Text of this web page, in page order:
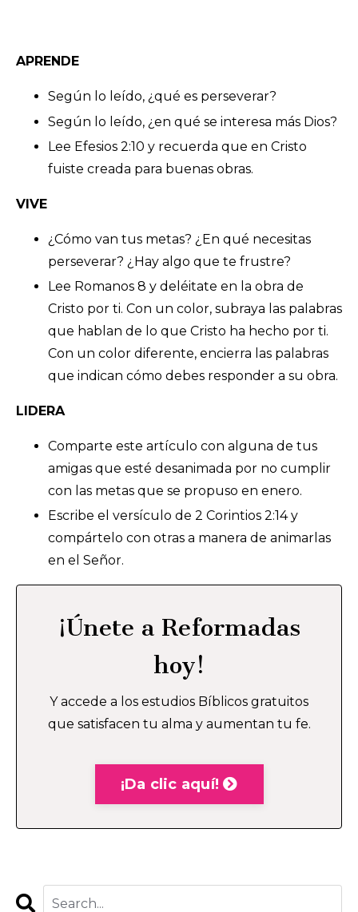
APRENDE
Según lo leído, ¿qué es perseverar?
Según lo leído, ¿en qué se interesa más Dios?
Lee Efesios 2:10 y recuerda que en Cristo
fuiste creada para buenas obras.
VIVE
¿Cómo van tus metas? ¿En qué necesitas
perseverar? ¿Hay algo que te frustre?
Lee Romanos 8 y deléitate en la obra de
Cristo por ti. Con un color, subraya las palabras
que hablan de lo que Cristo ha hecho por ti.
Con un color diferente, encierra las palabras
que indican cómo debes responder a su obra.
LIDERA
Comparte este artículo con alguna de tus
amigas que esté desanimada por no cumplir
con las metas que se propuso en enero.
Escribe el versículo de 2 Corintios 2:14 y
compártelo con otras a manera de animarlas
en el Señor.
¡Únete a Reformadas
hoy!
Y accede a los estudios Bíblicos gratuitos
que satisfacen tu alma y aumentan tu fe.
¡Da clic aquí!